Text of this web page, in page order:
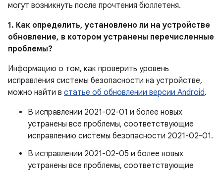
могут возникнуть после прочтения бюллетеня.
1. Как определить, установлено ли на устройстве
обновление, в котором устранены перечисленные
проблемы?
Информацию о том, как проверить уровень
исправления системы безопасности на устройстве,
можно найти в статье об обновлении версии Android.
В исправлении 2021-02-01 и более новых
устранены все проблемы, соответствующие
исправлению системы безопасности 2021-02-01.
В исправлении 2021-02-05 и более новых
устранены все проблемы, соответствующие